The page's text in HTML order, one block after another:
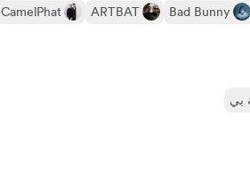
Bad Bunny
ARTBAT
CamelPhat
بي